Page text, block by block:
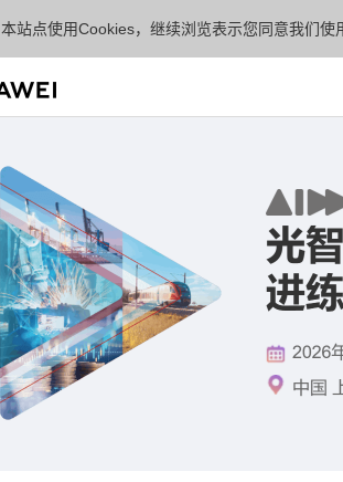
本站点使用Cookies，继续浏览表示您同意我们使